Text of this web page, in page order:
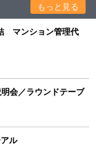
もっと見る
マンション管理代
会／ラウンドテーブ
ル